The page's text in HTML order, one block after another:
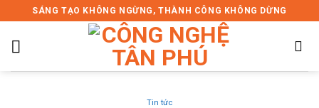
to
content
SÁNG TẠO KHÔNG NGỪNG, THÀNH CÔNG KHÔNG DỪNG
Tin tức